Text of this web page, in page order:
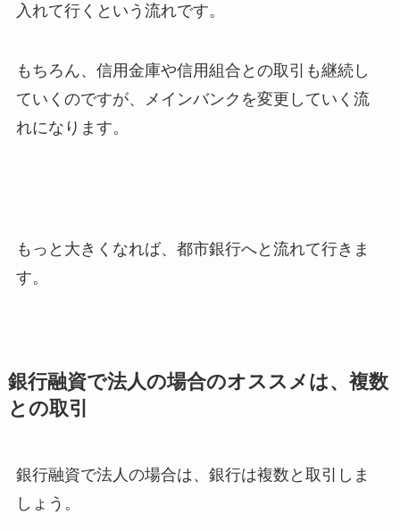
入れて行くという流れです。
もちろん、信用金庫や信用組合との取引も継続し
ていくのですが、メインバンクを変更していく流
れになります。
もっと大きくなれば、都市銀行へと流れて行きま
す。
銀行融資で法人の場合のオススメは、複数
との取引
銀行融資で法人の場合は、銀行は複数と取引しま
しょう。